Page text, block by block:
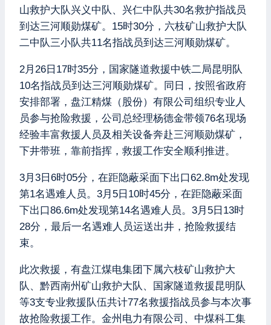
山救护大队兴义中队、兴仁中队共30名救护指战员
到达三河顺勋煤矿。15时30分，六枝矿山救护大队
二中队三小队共11名指战员到达三河顺勋煤矿。
2月26日17时35分，国家隧道救援中铁二局昆明队
10名指战员到达三河顺勋煤矿。同日，按照省政府
安排部署，盘江精煤（股份）有限公司组织专业人
员参与抢险救援，公司总经理杨德金带领76名现场
经验丰富救援人员及相关设备奔赴三河顺勋煤矿，
下井带班，靠前指挥，救援工作安全顺利推进。
3月3日6时05分，在距隐蔽采面下出口62.8m处发现
第1名遇难人员。3月5日10时45分，在距隐蔽采面
下出口86.6m处发现第14名遇难人员。3月5日13时
28分，最后一名遇难人员运送出井，抢险救援结
束。
此次救援，有盘江煤电集团下属六枝矿山救护大
队、黔西南州矿山救护大队、国家隧道救援昆明队
等3支专业救援队伍共计77名救援指战员参与本次事
故抢险救援工作。金州电力有限公司、中煤科工集